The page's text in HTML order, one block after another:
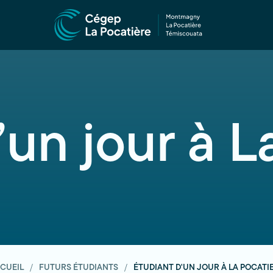
jour à
FUTURS ÉTUDIANTS ÉTUDIANT D'UN JOUR À LA